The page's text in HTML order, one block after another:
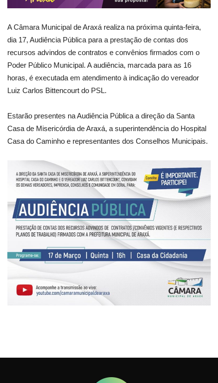
A Câmara Municipal de Araxá realiza na próxima quinta-feira,
dia 17, Audiência Pública para a prestação de contas dos
recursos advindos de contratos e convênios firmados com o
Poder Público Municipal. A audiência, marcada para as 16
horas, é executada em atendimento à indicação do vereador
Luiz Carlos Bittencourt do PSL.
Estarão presentes na Audiência Pública a direção da Santa
Casa de Misericórdia de Araxá, a superintendência do Hospital
Casa do Caminho e representantes dos Conselhos Municipais.